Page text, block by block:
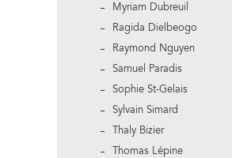
Myriam Dubreuil
Ragida Dielbeogo
Raymond Nguyen
Samuel Paradis
Sophie St-Gelais
Sylvain Simard
Thaly Bizier
Thomas Lépine